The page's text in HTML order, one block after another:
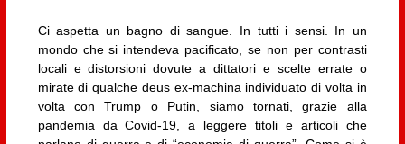
Ci aspetta un bagno di sangue. In tutti i sensi. In un
mondo che si intendeva pacificato, se non per contrasti
locali e distorsioni dovute a dittatori e scelte errate o
mirate di qualche deus ex-machina individuato di volta in
volta con Trump o Putin, siamo tornati, grazie alla
pandemia da Covid-19, a leggere titoli e articoli che